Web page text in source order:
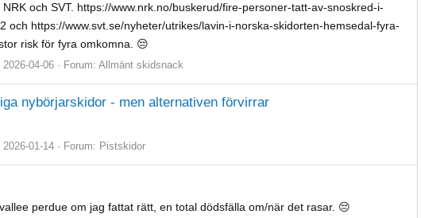
och SVT. https://www.nrk.no/buskerud/fire-personer-tatt-av-snoskred-i-
och https://www.svt.se/nyheter/utrikes/lavin-i-norska-skidorten-hemsedal-fyra-
risk för fyra omkomna. 😔
2026-04-06 Forum: Allmänt skidsnack
nybörjarskidor - men alternativen förvirrar
2026-01-14 Forum: Pistskidor
perdue om jag fattat rätt, en total dödsfälla om/när det rasar. 😔